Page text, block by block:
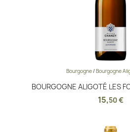
Bourgogne/Bourgogne
BOURGOGNE ALIGOTÉ LES
15,50 €